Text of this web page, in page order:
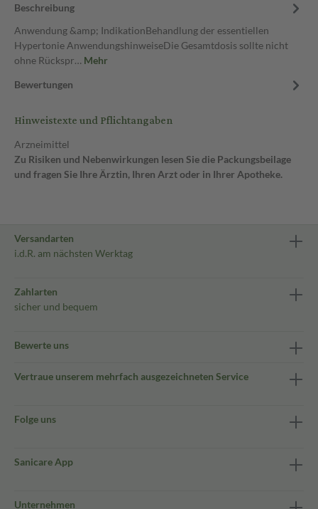
Beschreibung
Anwendung &amp; IndikationBehandlung der essentiellen
Hypertonie AnwendungshinweiseDie Gesamtdosis sollte nicht
ohne Rückspr… Mehr
Bewertungen
Hinweistexte und Pflichtangaben
Arzneimittel
Zu Risiken und Nebenwirkungen lesen Sie die Packungsbeilage
und fragen Sie Ihre Ärztin, Ihren Arzt oder in Ihrer Apotheke.
Versandarten
i.d.R. am nächsten Werktag
Zahlarten
sicher und bequem
Bewerte uns
Vertraue unserem mehrfach ausgezeichneten Service
Folge uns
Sanicare App
Unternehmen